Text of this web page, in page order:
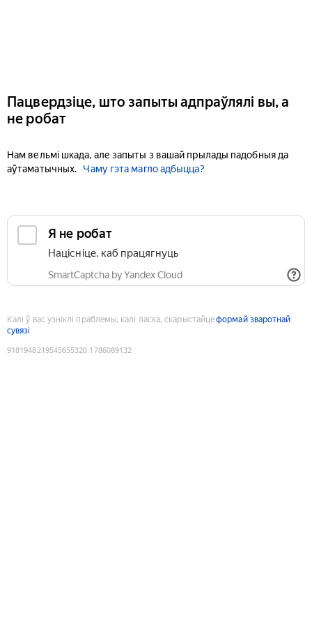
Пацвердзіце, што запыты адпраўлялі вы, а
не робат
Нам вельмі шкада, але запыты з вашай прылады падобныя да
аўтаматычных.
Чаму гэта магло адбыцца?
Я не робат
Націсніце, каб працягнуць
SmartCaptcha by Yandex Cloud
Калі ў вас узніклі праблемы, калі ласка, скарыстайцеформай зваротнай
сувязі
9181948219545655320:1786089132